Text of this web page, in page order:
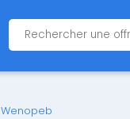
Wenopeb